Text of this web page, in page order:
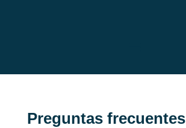
Preguntas frecuentes